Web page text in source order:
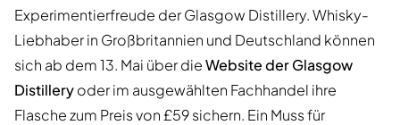
Experimentierfreude der Glasgow Distillery. Whisky-
Liebhaber in Großbritannien und Deutschland können
sich ab dem 13. Mai über dieWebsite der Glasgow
Distilleryoder im ausgewählten Fachhandel ihre
Flasche zum Preis von £59 sichern. Ein Muss für